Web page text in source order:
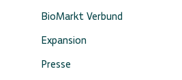
BioMarkt Verbund
Expansion
Presse